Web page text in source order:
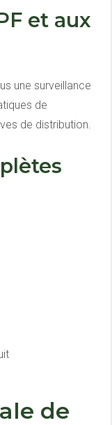
et aux
une surveillance
de
de distribution.
de